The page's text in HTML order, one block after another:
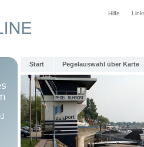
Hilfe
Start Pegelauswahl über Karte